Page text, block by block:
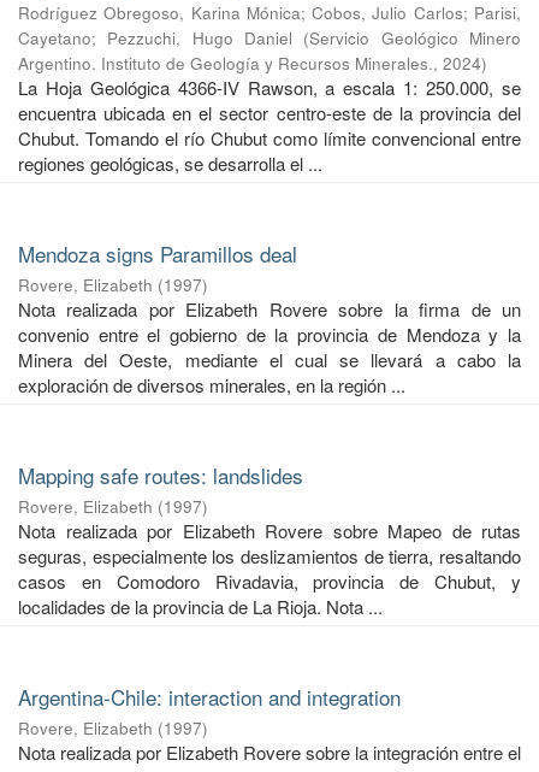
Rodríguez Obregoso, Karina Mónica;Cobos, Julio Carlos; Parisi,
Cayetano; Pezzuchi, Hugo Daniel (Servicio Geológico Minero
Argentino. Instituto de Geología y Recursos Minerales., 2024)
La Hoja Geológica 4366-IV Rawson, a escala 1: 250.000, se
encuentra ubicada en el sector centro-este de la provincia del
Chubut. Tomando el río Chubut como límite convencional entre
regiones geológicas, se desarrolla el ...
Mendoza signs Paramillos deal
Rovere, Elizabeth (1997)
Nota realizada por Elizabeth Rovere sobre la firma de un
convenio entre el gobierno de la provincia de Mendoza y la
Minera del Oeste, mediante el cual se llevará a cabo la
exploración de diversos minerales, en la región ...
Mapping safe routes: landslides
Rovere, Elizabeth (1997)
Nota realizada por Elizabeth Rovere sobre Mapeo de rutas
seguras, especialmente los deslizamientos de tierra, resaltando
casos en Comodoro Rivadavia, provincia de Chubut, y
localidades de la provincia de La Rioja. Nota ...
Argentina-Chile: interaction and integration
Rovere, Elizabeth (1997)
Nota realizada por Elizabeth Rovere sobre la integración entre el